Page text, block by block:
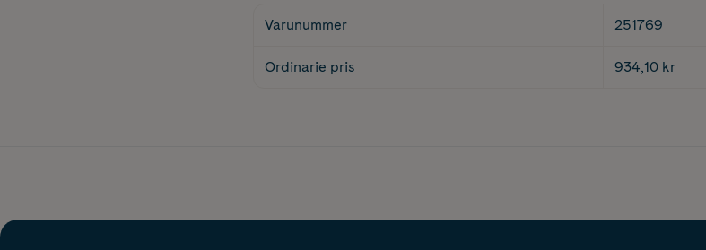
Varunummer 251769
Ordinarie pris 934,10 kr